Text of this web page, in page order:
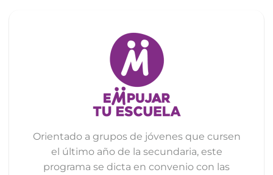
Orientado a grupos de jóvenes que cursen
el último año de la secundaria, este
programa se dicta en convenio con las